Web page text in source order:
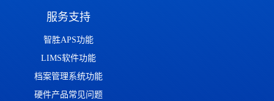
服务支持
智胜APS功能
LIMS软件功能
档案管理系统功能
硬件产品常见问题